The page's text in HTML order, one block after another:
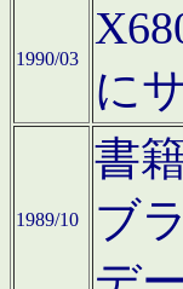
1990/03
に
1989/10
書
ブ